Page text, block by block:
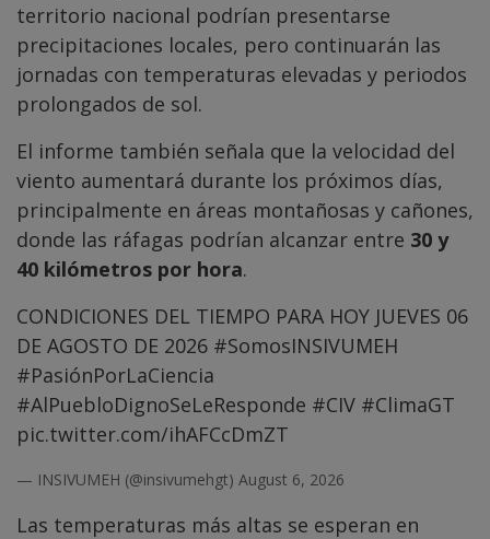
territorio nacional podrían presentarse
precipitaciones locales, pero continuarán las
jornadas con temperaturas elevadas y periodos
prolongados de sol.
El informe también señala que la velocidad del
viento aumentará durante los próximos días,
principalmente en áreas montañosas y cañones,
donde las ráfagas podrían alcanzar entre 30 y
40 kilómetros por hora.
CONDICIONES DEL TIEMPO PARA HOY JUEVES 06
DE AGOSTO DE 2026 #SomosINSIVUMEH
#PasiónPorLaCiencia
#AlPuebloDignoSeLeResponde #CIV #ClimaGT
pic.twitter.com/ihAFCcDmZT
— INSIVUMEH (@insivumehgt) August 6, 2026
Las temperaturas más altas se esperan en